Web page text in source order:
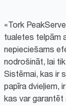
«Tork
tualetes telpām
nepieciešams
nodrošināt, lai
Sistēmai, kas ir
papīra dvieļiem,
kas var garantēt